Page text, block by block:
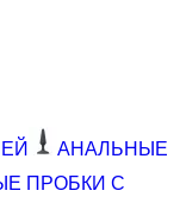
АНАЛЬНЫЕ
ПРОБКИ С